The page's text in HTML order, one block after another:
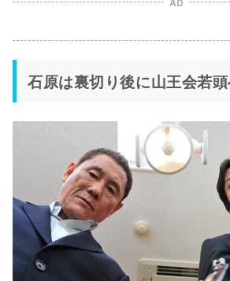
石原は裏切り後に山王会若頭